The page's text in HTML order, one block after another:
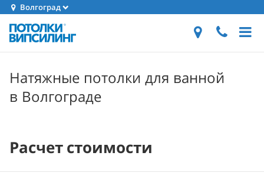
Волгоград
Натяжные потолки для ванной
в Волгограде
Расчет стоимости